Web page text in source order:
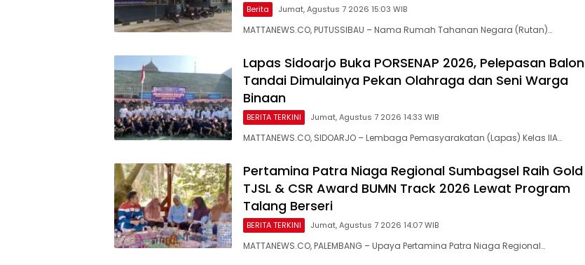
Berita Jumat, Agustus 7 2026 15:03 WIB
MATTANEWS.CO, PUTUSSIBAU – Nama Rumah Tahanan Negara (Rutan)…
Lapas Sidoarjo Buka PORSENAP 2026, Pelepasan Balon
Tandai Dimulainya Pekan Olahraga dan Seni Warga
Binaan
BERITA TERKINI Jumat, Agustus 7 2026 14:33 WIB
MATTANEWS.CO, SIDOARJO – Lembaga Pemasyarakatan (Lapas) Kelas IIA…
Pertamina Patra Niaga Regional Sumbagsel Raih Gold
TJSL & CSR Award BUMN Track 2026 Lewat Program
Talang Berseri
BERITA TERKINI Jumat, Agustus 7 2026 14:07 WIB
MATTANEWS.CO, PALEMBANG – Upaya Pertamina Patra Niaga Regional…